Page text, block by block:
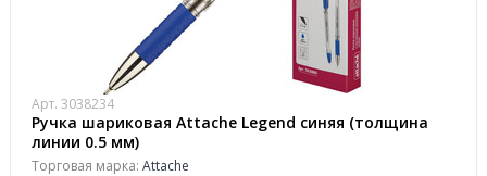
Арт. 3038234
Ручка шариковая Attache Legend синяя (толщина
линии 0.5 мм)
Торговая марка: Attache